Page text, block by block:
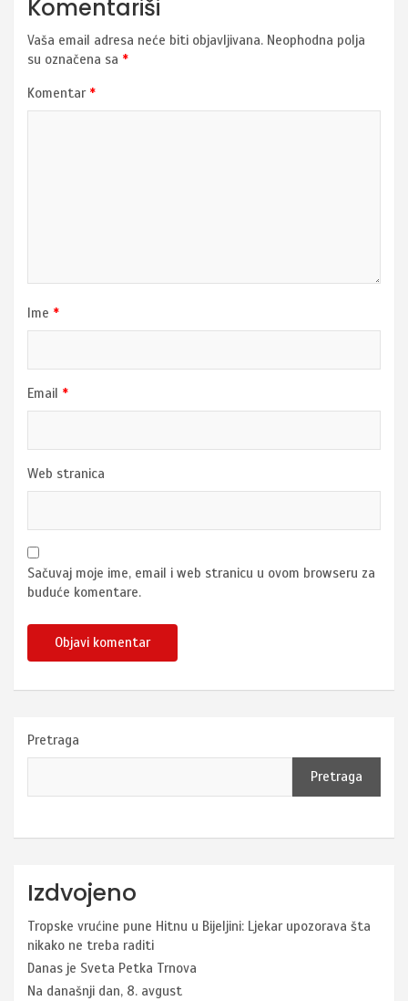
Komentariši
Vaša email adresa neće biti objavljivana. Neophodna polja
su označena sa *
Komentar *
Ime *
Email *
Web stranica
Sačuvaj moje ime, email i web stranicu u ovom browseru za
buduće komentare.
Pretraga
Pretraga
Izdvojeno
Tropske vrućine pune Hitnu u Bijeljini: Ljekar upozorava šta
nikako ne treba raditi
Danas je Sveta Petka Trnova
Na današnji dan, 8. avgust